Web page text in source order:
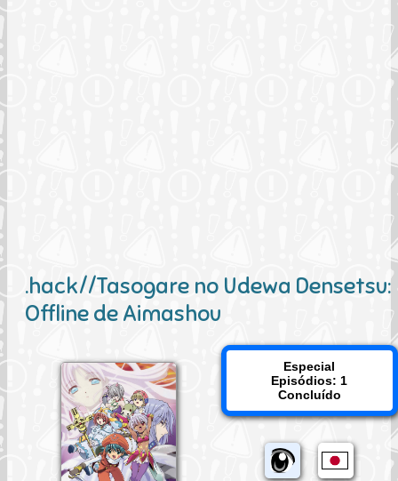
.hack//Tasogare no Udewa Densetsu:
Offline de Aimashou
Especial
Episódios: 1
Concluído